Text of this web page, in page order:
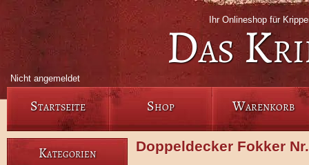
Ihr Onlineshop für
Das
Nicht angemeldet
Startseite Shop Warenkorb
Kategorien Doppeldecker Fokker